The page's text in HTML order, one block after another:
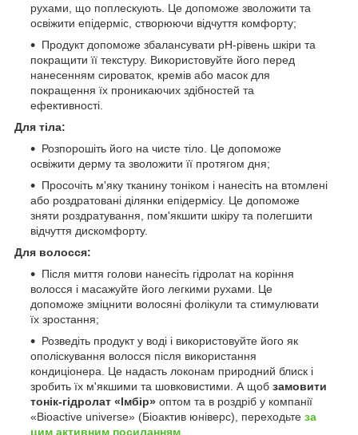
рухами, що поплескують. Це допоможе зволожити та
освіжити епідерміс, створюючи відчуття комфорту;
Продукт допоможе збалансувати pH-рівень шкіри та
покращити її текстуру. Використовуйте його перед
нанесенням сироваток, кремів або масок для
покращення їх проникаючих здібностей та
ефективності.
Для тіла:
Розпорошіть його на чисте тіло. Це допоможе
освіжити дерму та зволожити її протягом дня;
Просочіть м'яку тканину тоніком і нанесіть на втомлені
або роздратовані ділянки епідермісу. Це допоможе
зняти роздратування, пом'якшити шкіру та полегшити
відчуття дискомфорту.
Для волосся:
Після миття голови нанесіть гідролат на коріння
волосся і масажуйте його легкими рухами. Це
допоможе зміцнити волосяні фолікули та стимулювати
їх зростання;
Розведіть продукт у воді і використовуйте його як
ополіскування волосся після використання
кондиціонера. Це надасть локонам природний блиск і
зробить їх м'якшими та шовковистими. А щоб замовити
тонік-гідролат «Імбір» оптом та в роздріб у компанії
«Bioactive universe» (Біоактив юніверс), переходьте за
цим активним посиланням